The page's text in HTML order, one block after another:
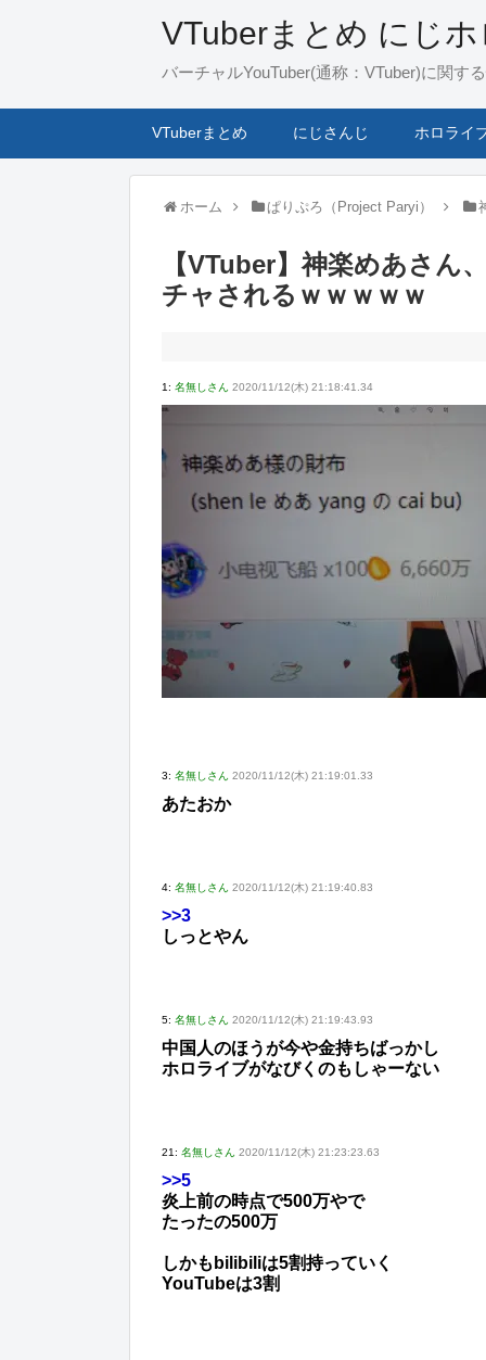
VTuberまとめ にじ
バーチャルYouTuber(通称：VTuber)に関す
VTuberまとめ にじさんじ ホロライ
ホーム ぱりぷろ（Project Paryi）
【VTuber】神楽めあさん
チャされるｗｗｗｗｗ
1: 名無しさん 2020/11/12(木) 21:18:41.34
3: 名無しさん 2020/11/12(木) 21:19:01.33
あたおか
4: 名無しさん 2020/11/12(木) 21:19:40.83
>>3
しっとやん
5: 名無しさん 2020/11/12(木) 21:19:43.93
中国人のほうが今や金持ちばっかし
ホロライブがなびくのもしゃーない
21: 名無しさん 2020/11/12(木) 21:23:23.63
>>5
炎上前の時点で500万やで
たったの500万
しかもbilibiliは5割持っていく
YouTubeは3割